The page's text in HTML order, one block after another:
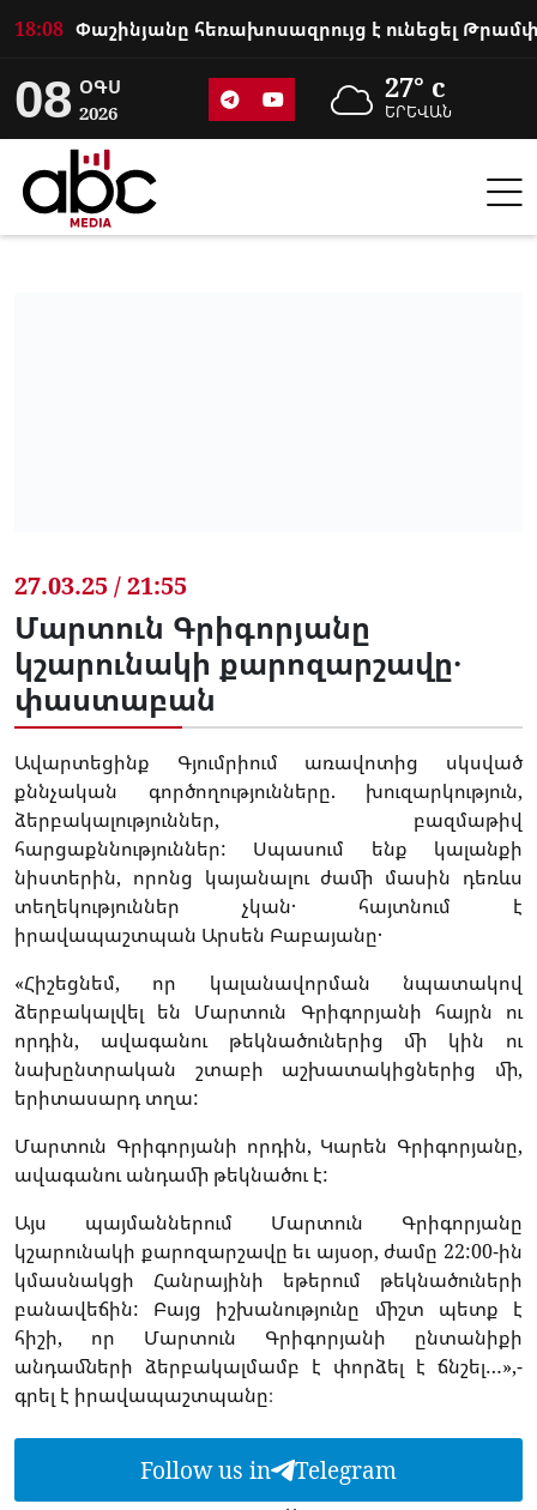
18:08
08 ՕԳՍ
2026
27° c
ԵՐԵՎԱՆ
27.03.25 / 21:55
Մարտուն Գրիգորյանը
կշարունակի քարոզարշավը․
փաստաբան
Ավարտեցինք Գյումրիում առավոտից սկսված
քննչական գործողությունները. խուզարկություն,
ձերբակալություններ, բազմաթիվ
հարցաքննություններ: Սպասում ենք կալանքի
նիստերին, որոնց կայանալու ժամի մասին դեռևս
տեղեկություններ չկան․ հայտնում է
իրավապաշտպան Արսեն Բաբայանը․
«Հիշեցնեմ, որ կալանավորման նպատակով
ձերբակալվել են Մարտուն Գրիգորյանի հայրն ու
որդին, ավագանու թեկնածուներից մի կին ու
նախընտրական շտաբի աշխատակիցներից մի,
երիտասարդ տղա:
Մարտուն Գրիգորյանի որդին, Կարեն Գրիգորյանը,
ավագանու անդամի թեկնածու է:
Այս պայմաններում Մարտուն Գրիգորյանը
կշարունակի քարոզարշավը եւ այսօր, ժամը 22:00-ին
կմասնակցի Հանրայինի եթերում թեկնածուների
բանավեճին: Բայց իշխանությունը միշտ պետք է
հիշի, որ Մարտուն Գրիգորյանի ընտանիքի
անդամների ձերբակալմամբ է փորձել է ճնշել…»,-
գրել է իրավապաշտպանը։
Follow us in Telegram